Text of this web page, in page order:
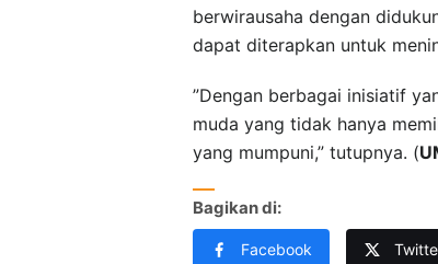
berwirausaha dengan
dapat diterapkan untuk
”Dengan berbagai inisiatif
muda yang tidak hanya
yang mumpuni,” tutupnya. (
Bagikan di:
Facebook